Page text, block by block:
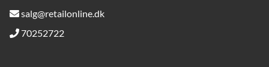
salg@retailonline.dk
70252722